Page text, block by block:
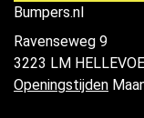
Bumpers.nl
Ravenseweg 9
3223 LM
Openingstijden